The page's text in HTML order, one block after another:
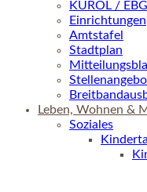
KUROL /
Einrichtungen
Amtstafel
Stadtplan
Leben, Wohnen &
Soziales